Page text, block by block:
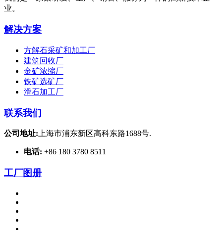
业。
解决方案
方解石采矿和加工厂
建筑回收厂
金矿浓缩厂
铁矿选矿厂
滑石加工厂
联系我们
公司地址: 上海市浦东新区高科东路1688号.
电话: +86 180 3780 8511
工厂图册